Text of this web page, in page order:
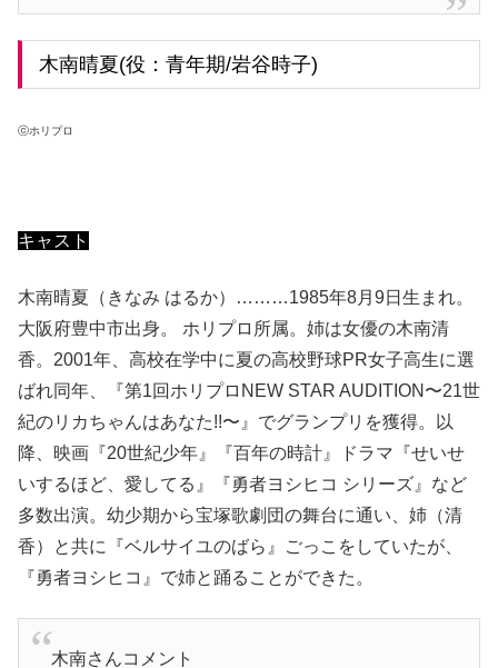
木南晴夏(役：青年期/岩谷時子)
ⓒホリプロ
キャスト
木南晴夏（きなみ はるか）………1985年8月9日生まれ。
大阪府豊中市出身。 ホリプロ所属。姉は女優の木南清
香。2001年、高校在学中に夏の高校野球PR女子高生に選
ばれ同年、『第1回ホリプロNEW STAR AUDITION〜21世
紀のリカちゃんはあなた!!〜』でグランプリを獲得。以
降、映画『20世紀少年』『百年の時計』ドラマ『せいせ
いするほど、愛してる』『勇者ヨシヒコ シリーズ』など
多数出演。幼少期から宝塚歌劇団の舞台に通い、姉（清
香）と共に『ベルサイユのばら』ごっこをしていたが、
『勇者ヨシヒコ』で姉と踊ることができた。
木南さんコメント